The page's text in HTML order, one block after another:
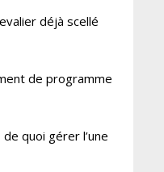
déjà scellé
de programme
quoi gérer l’une